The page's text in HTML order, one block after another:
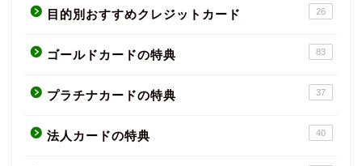
目的別おすすめクレジットカード 26
ゴールドカードの特典 83
プラチナカードの特典 37
法人カードの特典 40